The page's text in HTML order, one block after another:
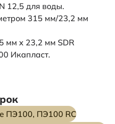
12,5 для воды.
315 мм/23,2 мм
мм x 23,2 мм SDR
Икапласт.
ПЭ100, ПЭ100 RC